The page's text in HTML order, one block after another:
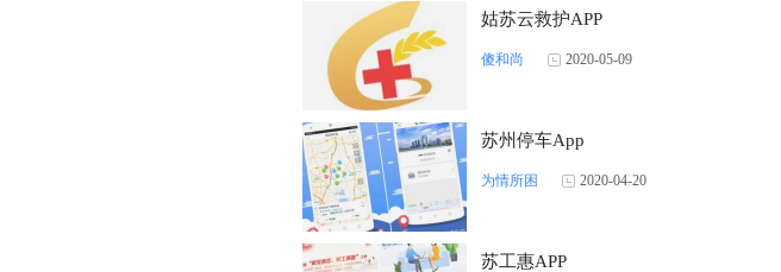
姑苏云救护APP
傻和尚 2020-05-09
苏州停车App
为情所困 2020-04-20
苏工惠APP